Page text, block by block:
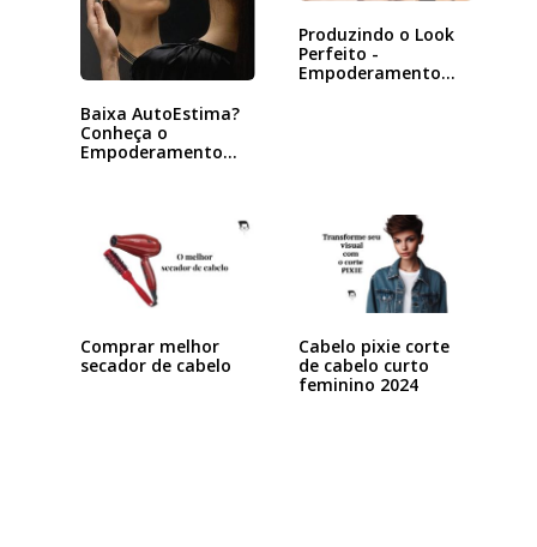
Baixa AutoEstima?
Conheça o
Empoderamento
Produzindo o Look
Perfeito -
Empoderamento
Comprar melhor
secador de cabelo
Cabelo pixie corte
de cabelo curto
feminino 2024